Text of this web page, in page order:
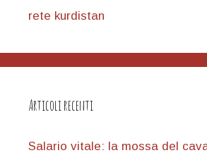
rete kurdistan
Articoli recenti
Salario vitale: la mossa del